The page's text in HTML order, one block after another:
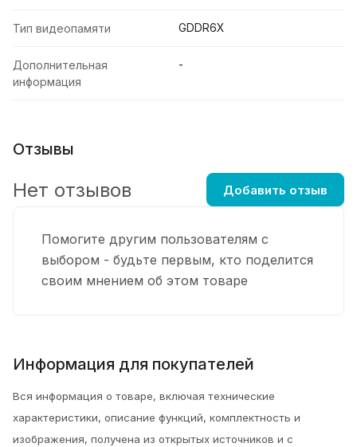
Тип видеопамяти GDDR6X
Дополнительная
информация
-
Отзывы
Помогите другим пользователям с
выбором - будьте первым, кто поделится
своим мнением об этом товаре
Нет отзывов Добавить отзыв
Информация для покупателей
Вся информация о товаре, включая технические
характеристики, описание функций, комплектность и
изображения, получена из открытых источников и с